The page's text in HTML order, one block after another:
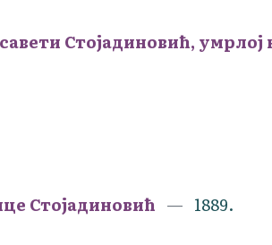
Стојадиновић, умрлој
Стојадиновић
1889.